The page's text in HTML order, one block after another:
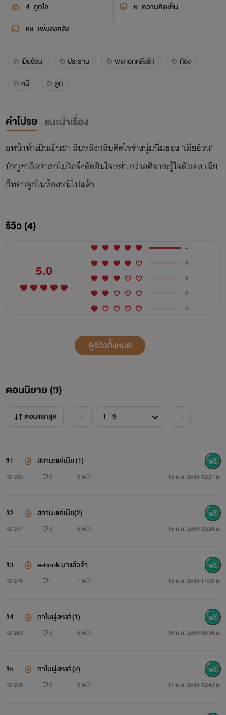
4 ถูกใจ 6 ความคิดเห็น
69 เพิ่มลงคลัง
เมียอ้วน ประธาน พระเอกคลั่งรัก
ท้อง
หนี
ลูก
คำโปรย แนะนำเรื่อง
อหน้าทำเป็นเย็นชา ลับหลังกลับติดใจร่างนุ่มนิ่มของ 'เมียอ้วน'
บัวบูชาคิดว่าเขาไม่รักจึงตัดสินใจหย่า กว่าอศิลาจะรู้ใจตัวเอง เมีย
ก็หอบลูกในท้องหนีไปแล้ว
รีวิว (4)
5.0
4
0
0
0
0
ดูรีวิวทั้งหมด
ตอนนิยาย (9)
ตอนแรกสุด
#1 สถานะแค่เมีย (1)
393 0 9 หน้า 15 ธ.ค. 2568 12:21 น.
#2 สถานะแค่เมีย(2)
317 0 6 หน้า 15 ธ.ค. 2568 12:24 น.
#3 e-book มาแล้วจ้า
275 1 1 หน้า 15 ธ.ค. 2568 17:08 น.
#4 กาในฝูงหงส์ (1)
253 0 6 หน้า 16 ธ.ค. 2568 08:34 น.
#5 กาในฝูงหงส์ (2)
236 0 9 หน้า 17 ธ.ค. 2568 12:43 น.